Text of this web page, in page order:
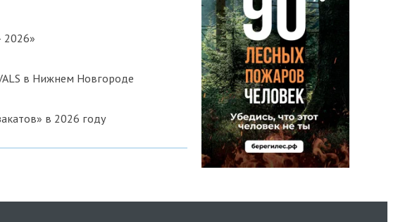
2026»
в Нижнем Новгороде
в 2026 году